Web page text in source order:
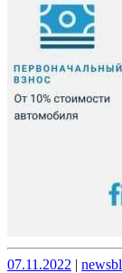
Опубликовано
07.11.2022 |